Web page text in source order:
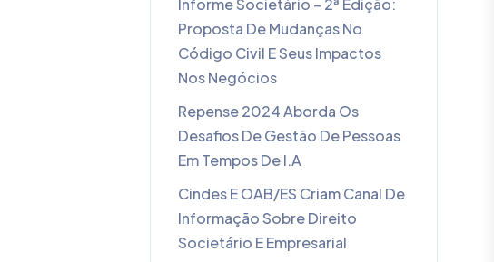
Informe Societário – 2ª Edição:
Proposta De Mudanças No
Código Civil E Seus Impactos
Nos Negócios
Repense 2024 Aborda Os
Desafios De Gestão De Pessoas
Em Tempos De I.A
Cindes E OAB/ES Criam Canal De
Informação Sobre Direito
Societário E Empresarial